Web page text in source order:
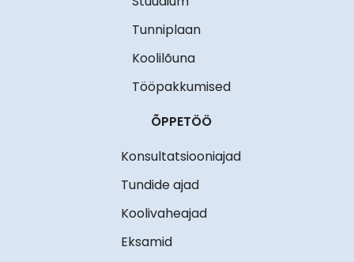
Tunniplaan
Koolilõuna
Tööpakkumised
ÕPPETÖÖ
Konsultatsiooniajad
Tundide ajad
Koolivaheajad
Eksamid